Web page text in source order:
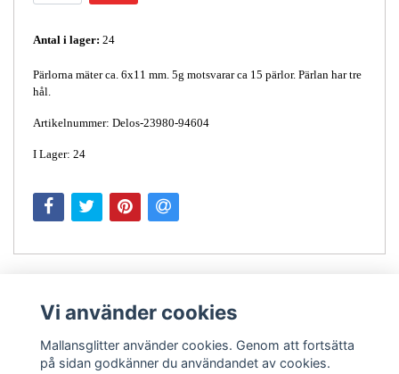
Antal i lager: 24
Pärlorna mäter ca. 6x11 mm. 5g motsvarar ca 15 pärlor. Pärlan har tre
hål.
Artikelnummer: Delos-23980-94604
I Lager: 24
Vi använder cookies
Mallansglitter använder cookies. Genom att fortsätta
på sidan godkänner du användandet av cookies.